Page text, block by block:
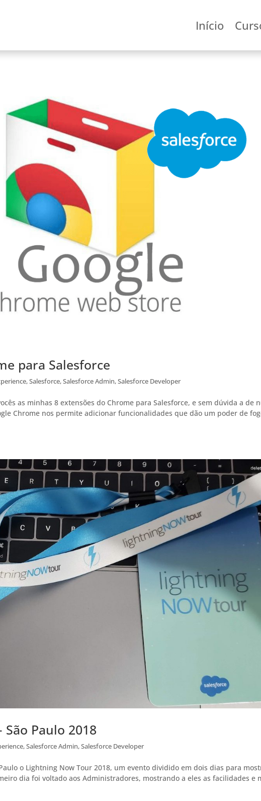
Início
para Salesforce
,Salesforce,Salesforce Admin,Salesforce Developer
as minhas 8 extensões do Chrome para Salesforce, e sem dúvida a de
Chrome nos permite adicionar funcionalidades que dão um poder de
Paulo 2018
,Salesforce Admin,Salesforce Developer
o Lightning Now Tour 2018, um evento dividido em dois dias para
dia foi voltado aos Administradores, mostrando a eles as facilidades e